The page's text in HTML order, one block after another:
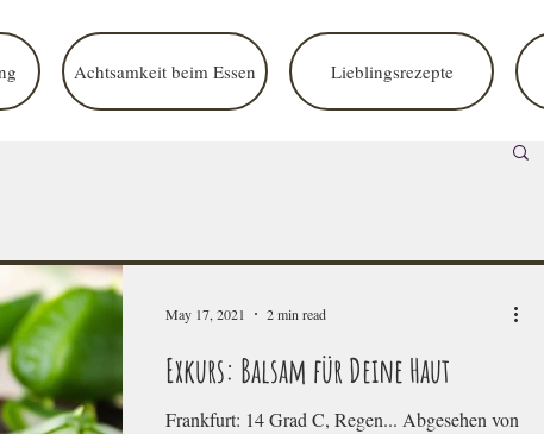
Achtsamkeit beim Essen Lieblingsrezepte
Exkurs: Balsam für Deine Haut
Frankfurt: 14 Grad C, Regen... Abgesehen von
May 17, 2021 2 min read